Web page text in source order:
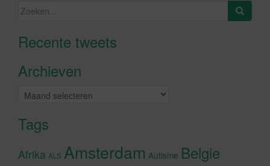
Zoeken
Recente tweetsKlik om marketing cookies te
Archieven
Archieven
Tags
Afrika ALS Amsterdam Autisme Belgie